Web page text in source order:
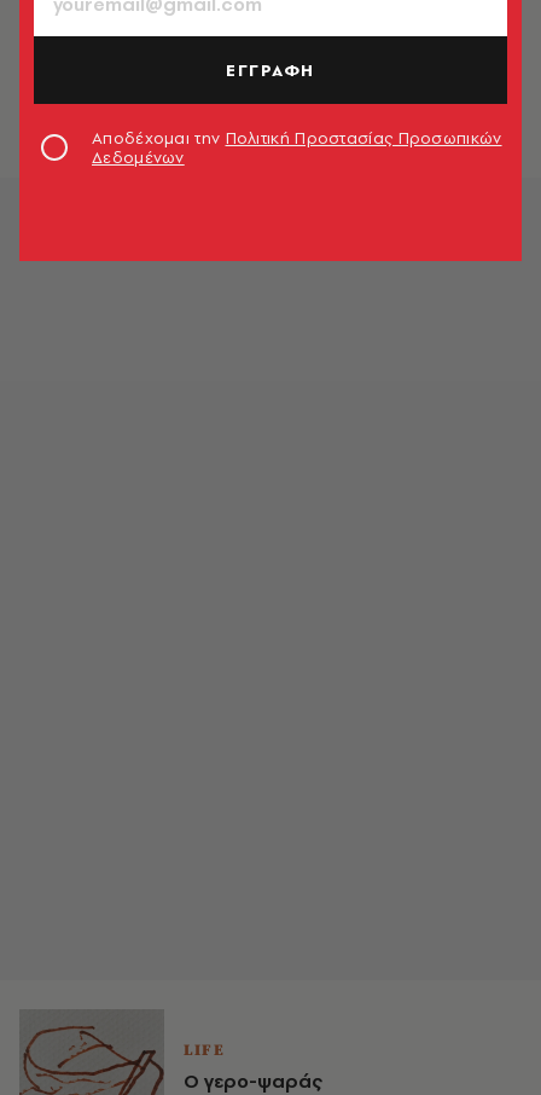
ΕΛΛΑΔΑ
Αίσιο τέλος για τους ψαράδες που
αγνοούνταν στη Θεσσαλονίκη
Newsroom
LIFE
Ο γερο-ψαράς
ΕΓΓΡΑΦΗ
Αποδέχομαι την Πολιτική Προστασίας Προσωπικών
Δεδομένων